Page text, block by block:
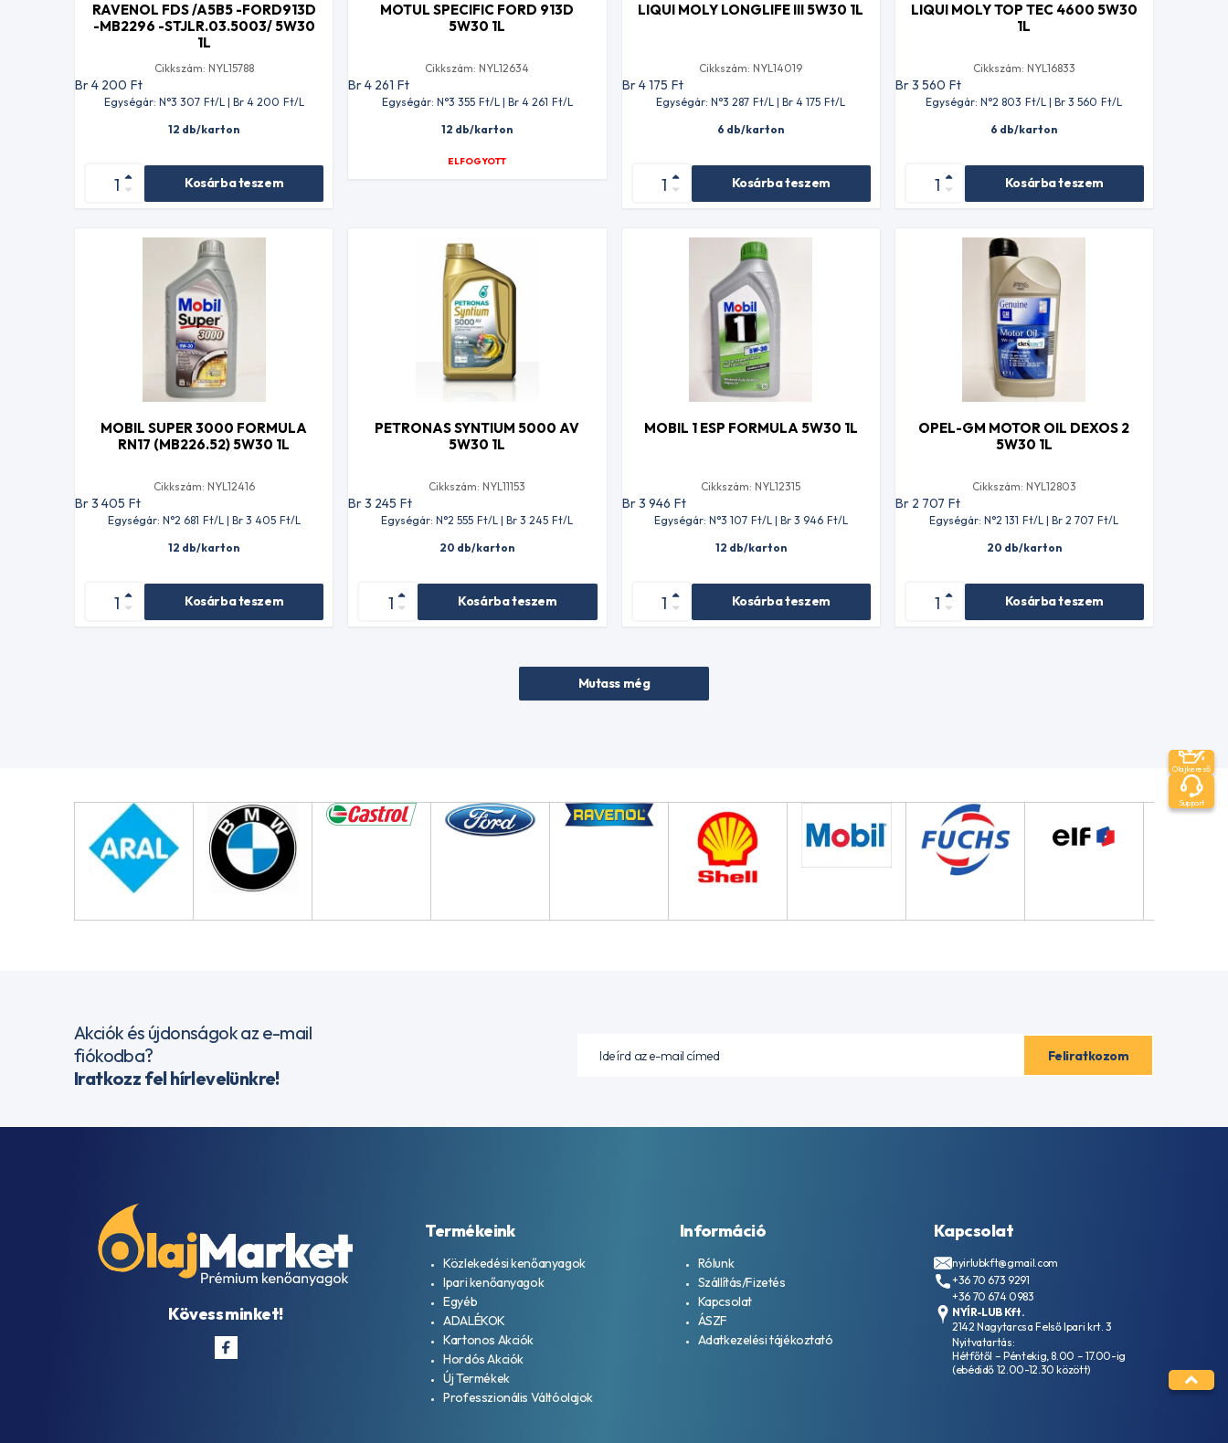
RAVENOL FDS /A5B5 -FORD913D
-MB2296 -STJLR.03.5003/ 5W30
1L
Cikkszám: NYL15788
Br 4 200 Ft
Egységár: N°3 307 Ft/L | Br 4 200 Ft/L
12 db/karton
Kosárba teszem
MOTUL SPECIFIC FORD 913D
5W30 1L
Cikkszám: NYL12634
Br 4 261 Ft
Egységár: N°3 355 Ft/L | Br 4 261 Ft/L
12 db/karton
ELFOGYOTT
LIQUI MOLY LONGLIFE III 5W30 1L
Cikkszám: NYL14019
Br 4 175 Ft
Egységár: N°3 287 Ft/L | Br 4 175 Ft/L
6 db/karton
Kosárba teszem
LIQUI MOLY TOP TEC 4600 5W30
1L
Cikkszám: NYL16833
Br 3 560 Ft
Egységár: N°2 803 Ft/L | Br 3 560 Ft/L
6 db/karton
Kosárba teszem
MOBIL SUPER 3000 FORMULA
RN17 (MB226.52) 5W30 1L
Cikkszám: NYL12416
Br 3 405 Ft
Egységár: N°2 681 Ft/L | Br 3 405 Ft/L
12 db/karton
Kosárba teszem
PETRONAS SYNTIUM 5000 AV
5W30 1L
Cikkszám: NYL11153
Br 3 245 Ft
Egységár: N°2 555 Ft/L | Br 3 245 Ft/L
20 db/karton
Kosárba teszem
MOBIL 1 ESP FORMULA 5W30 1L
Cikkszám: NYL12315
Br 3 946 Ft
Egységár: N°3 107 Ft/L | Br 3 946 Ft/L
12 db/karton
Kosárba teszem
OPEL-GM MOTOR OIL DEXOS 2
5W30 1L
Cikkszám: NYL12803
Br 2 707 Ft
Egységár: N°2 131 Ft/L | Br 2 707 Ft/L
20 db/karton
Kosárba teszem
Mutass még
Akciók és újdonságok az e-mail
fiókodba?
Iratkozz fel hírlevelünkre!
Kövess minket!
Termékeink
Közlekedési kenőanyagok
Ipari kenőanyagok
Egyéb
ADALÉKOK
Kartonos Akciók
Hordós Akciók
Új Termékek
Professzionális Váltóolajok
Információ
Rólunk
Szállítás/Fizetés
Kapcsolat
ÁSZF
Adatkezelési tájékoztató
Kapcsolat
nyirlubkft@gmail.com
+36 70 673 9291
+36 70 674 0983
NYÍR-LUB Kft.
2142 Nagytarcsa Felső Ipari krt. 3
Nyitvatartás:
Hétfőtől – Péntekig, 8.00 – 17.00-ig
(ebédidő 12.00-12.30 között)
Olajkereső
Support